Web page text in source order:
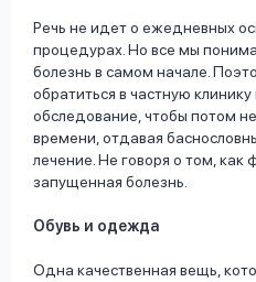
Речь не идет о ежедневных
процедурах. Но все мы
болезнь в самом начале.
обратиться в частную
обследование, чтобы потом
времени, отдавая
лечение. Не говоря о том, как
запущенная болезнь.
Обувь и одежда
Одна качественная вещь,